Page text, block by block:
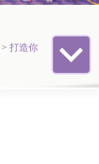
> 打造你